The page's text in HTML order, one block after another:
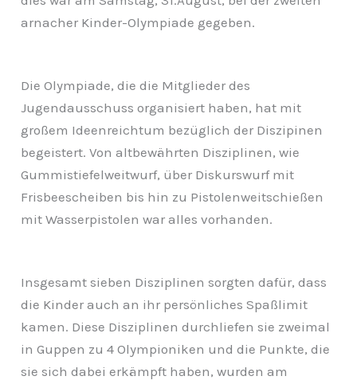
arnacher Kinder-Olympiade gegeben.
Die Olympiade, die die Mitglieder des
Jugendausschuss organisiert haben, hat mit
großem Ideenreichtum bezüglich der Diszipinen
begeistert. Von altbewährten Disziplinen, wie
Gummistiefelweitwurf, über Diskurswurf mit
Frisbeescheiben bis hin zu Pistolenweitschießen
mit Wasserpistolen war alles vorhanden.
Insgesamt sieben Disziplinen sorgten dafür, dass
die Kinder auch an ihr persönliches Spaßlimit
kamen. Diese Disziplinen durchliefen sie zweimal
in Guppen zu 4 Olympioniken und die Punkte, die
sie sich dabei erkämpft haben, wurden am